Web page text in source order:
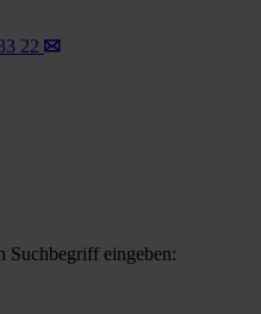
22
Suchbegriff eingeben: